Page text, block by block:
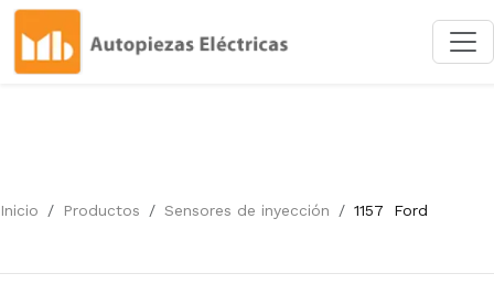
Inicio Productos Sensores de inyección 1157 Ford